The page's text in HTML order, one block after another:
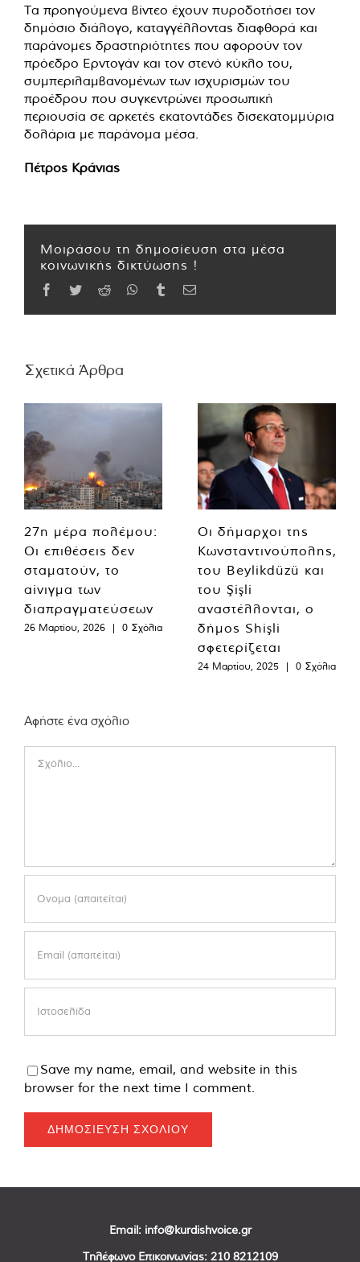
Τα προηγούμενα βίντεο έχουν πυροδοτήσει τον
δημόσιο διάλογο, καταγγέλλοντας διαφθορά και
παράνομες δραστηριότητες που αφορούν τον
πρόεδρο Ερντογάν και τον στενό κύκλο του,
συμπεριλαμβανομένων των ισχυρισμών του
προέδρου που συγκεντρώνει προσωπική
περιουσία σε αρκετές εκατοντάδες δισεκατομμύρια
δολάρια με παράνομα μέσα.
Πέτρος Κράνιας
Μοιράσου τη δημοσίευση στα μέσα
κοινωνικής δικτύωσης !
Facebook
TwitterReddit WhatsApp
TumblrEmail
Σχετικά Άρθρα
27η μέρα πολέμου:
Οι επιθέσεις δεν
σταματούν, το
αίνιγμα των
διαπραγματεύσεων
26 Μαρτίου, 2026 | 0 Σχόλια
Οι δήμαρχοι της
Κωνσταντινούπολης,
του Beylikdüzü και
του Şişli
αναστέλλονται, ο
δήμος Shişli
σφετερίζεται
24 Μαρτίου, 2025 | 0 Σχόλια
Αφήστε ένα σχόλιο
Save my name, email, and website in this
browser for the next time I comment.
Email: info@kurdishvoice.gr
Τηλέφωνο Επικοινωνίας: 210 8212109